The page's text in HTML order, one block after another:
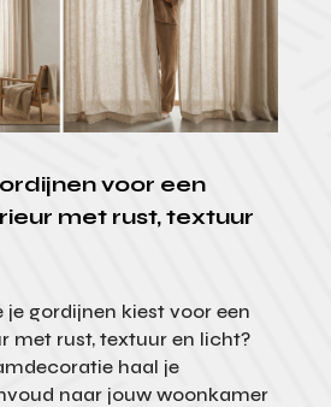
voor een
met rust, textuur
je gordijnen kiest voor een
met rust, textuur en licht?
haal je
naar jouw woonkamer